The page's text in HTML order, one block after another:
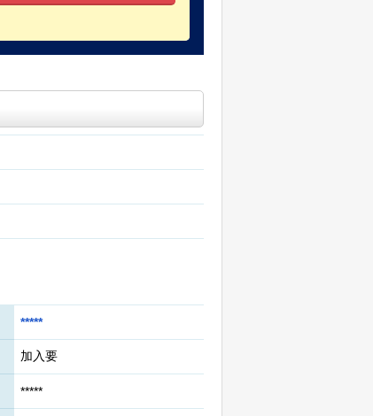
*****
加入要
*****